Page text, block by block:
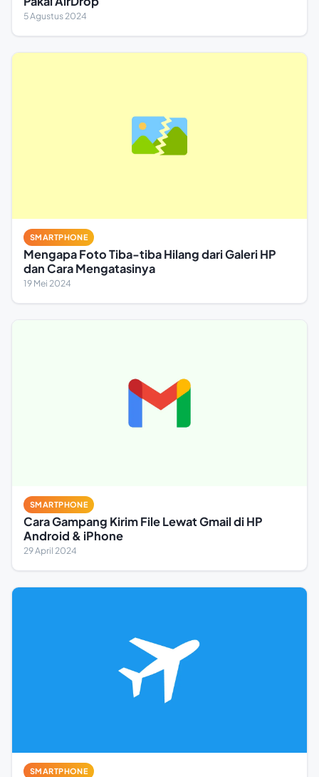
5 Agustus 2024
SMARTPHONE
Mengapa Foto Tiba-tiba Hilang dari Galeri HP
dan Cara Mengatasinya
19 Mei 2024
SMARTPHONE
Cara Gampang Kirim File Lewat Gmail di HP
Android & iPhone
29 April 2024
SMARTPHONE